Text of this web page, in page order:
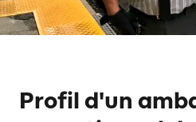
Profil d'un